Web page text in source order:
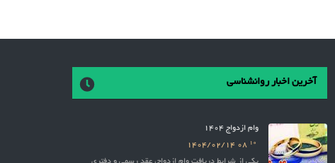
آخرین اخبار روانشناسی
وام ازدواج 1404
10
1404/02/14